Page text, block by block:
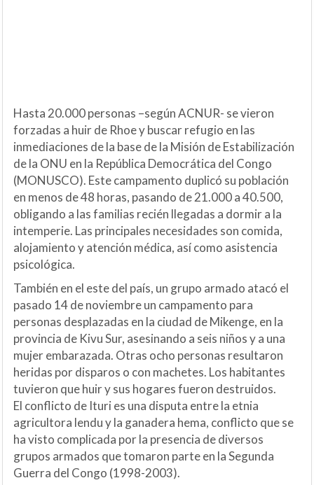
Hasta 20.000 personas –según ACNUR- se vieron
forzadas a huir de Rhoe y buscar refugio en las
inmediaciones de la base de la Misión de Estabilización
de la ONU en la República Democrática del Congo
(MONUSCO). Este campamento duplicó su población
en menos de 48 horas, pasando de 21.000 a 40.500,
obligando a las familias recién llegadas a dormir a la
intemperie. Las principales necesidades son comida,
alojamiento y atención médica, así como asistencia
psicológica.
También en el este del país, un grupo armado atacó el
pasado 14 de noviembre un campamento para
personas desplazadas en la ciudad de Mikenge, en la
provincia de Kivu Sur, asesinando a seis niños y a una
mujer embarazada. Otras ocho personas resultaron
heridas por disparos o con machetes. Los habitantes
tuvieron que huir y sus hogares fueron destruidos.
El conflicto de Ituri es una disputa entre la etnia
agricultora lendu y la ganadera hema, conflicto que se
ha visto complicada por la presencia de diversos
grupos armados que tomaron parte en la Segunda
Guerra del Congo (1998-2003).